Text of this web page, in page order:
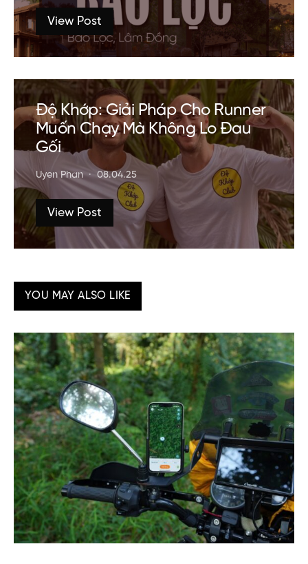
View Post
Độ Khớp: Giải Pháp Cho Runner
Muốn Chạy Mà Không Lo Đau
Gối
Uyen Phan 08.04.25
View Post
YOU MAY ALSO LIKE